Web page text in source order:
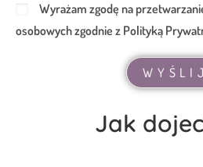
Wyrażam zgodę na
osobowych zgodnie z Polityką
WYŚLIJ
Jak